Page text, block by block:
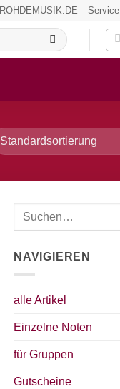
Service
NAVIGIEREN
alle Artikel
Einzelne Noten
für Gruppen
Gutscheine